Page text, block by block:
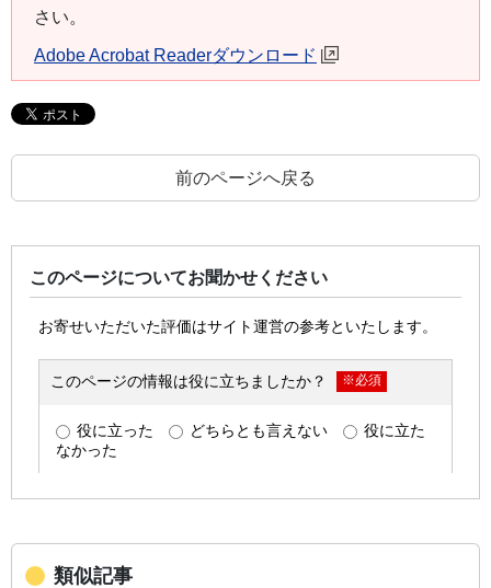
さい。
Adobe Acrobat Readerダウンロード
前のページへ戻る
このページについてお聞かせください
類似記事